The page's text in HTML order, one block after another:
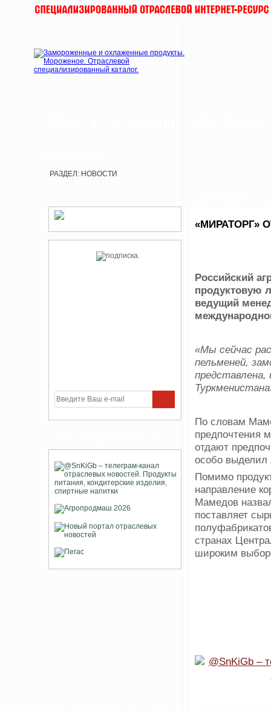
РАЗДЕЛ: НОВОСТИ
«МИРАТОРГ»
Российский
продуктовую
ведущий
«Мы сейчас
пельменей,
По словам
предпочтения
отдают
особо выделил
Помимо
направление
Мамедов
поставляет
странах
широким